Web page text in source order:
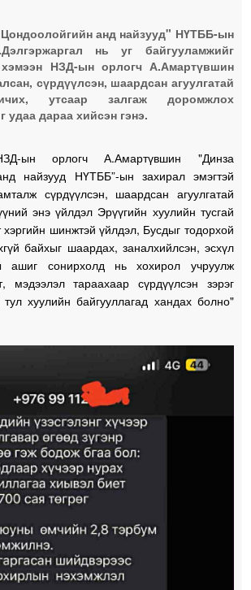
анд найзууд" НҮТББ-ын
нь уг байгууламжийг
хэмээн НЗД-ын орлогч А.Амартүвшин
сүрдүүлсэн, шаардсан агуулгатай
утсаар залгаж доромжлох
удаа дараа хийсэн гэнэ.
ын орлогч А.Амартүвшин "Динза
найзууд НҮТББ”-ын захирал эмэгтэй
сүрдүүлсэн, шаардсан агуулгатай
энэ үйлдэл Эрүүгийн хуулийн тусгай
хэргийн шинжтэй үйлдэл, Бусдыг тодорхой
байхыг шаардах, заналхийлсэн, эсхүл
ашиг сонирхолд нь хохирол учруулж
мэдээлэл тараахаар сүрдүүлсэн зэрэг
хуулийн байгууллагад хандах болно"